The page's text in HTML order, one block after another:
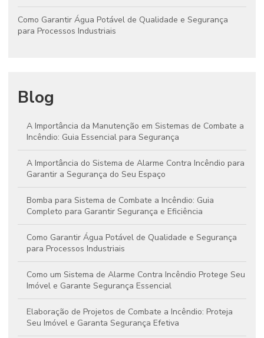
Como Garantir Água Potável de Qualidade e Segurança
para Processos Industriais
Blog
A Importância da Manutenção em Sistemas de Combate a
Incêndio: Guia Essencial para Segurança
A Importância do Sistema de Alarme Contra Incêndio para
Garantir a Segurança do Seu Espaço
Bomba para Sistema de Combate a Incêndio: Guia
Completo para Garantir Segurança e Eficiência
Como Garantir Água Potável de Qualidade e Segurança
para Processos Industriais
Como um Sistema de Alarme Contra Incêndio Protege Seu
Imóvel e Garante Segurança Essencial
Elaboração de Projetos de Combate a Incêndio: Proteja
Seu Imóvel e Garanta Segurança Efetiva